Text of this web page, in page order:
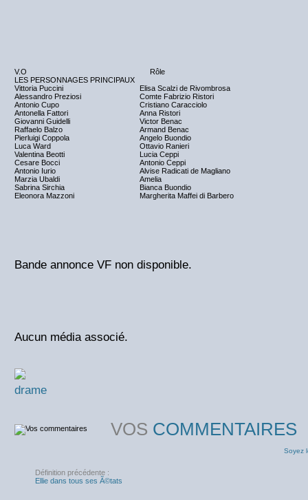
V.O
Rôle
LES PERSONNAGES PRINCIPAUX
Vittoria Puccini
Elisa Scalzi de Rivombrosa
Alessandro Preziosi
Comte Fabrizio Ristori
Antonio Cupo
Cristiano Caracciolo
Antonella Fattori
Anna Ristori
Giovanni Guidelli
Victor Benac
Raffaelo Balzo
Armand Benac
Pierluigi Coppola
Angelo Buondio
Luca Ward
Ottavio Ranieri
Valentina Beotti
Lucia Ceppi
Cesare Bocci
Antonio Ceppi
Antonio Iurio
Alvise Radicati de Magliano
Marzia Ubaldi
Amelia
Sabrina Sirchia
Bianca Buondio
Eleonora Mazzoni
Margherita Maffei di Barbero
Bande annonce VF non disponible.
Aucun média associé.
drame
VOS COMMENTAIRES
Soyez
Définition précédente :
Ellie dans tous ses Ã©tats